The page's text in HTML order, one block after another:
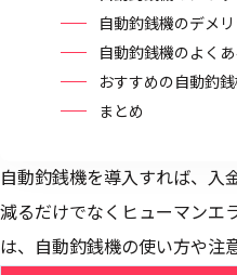
自動釣銭機のデメリ
自動釣銭機のよく
おすすめの自動釣
まとめ
自動釣銭機を導入すれば、入
減るだけでなくヒューマンエ
は、自動釣銭機の使い方や注